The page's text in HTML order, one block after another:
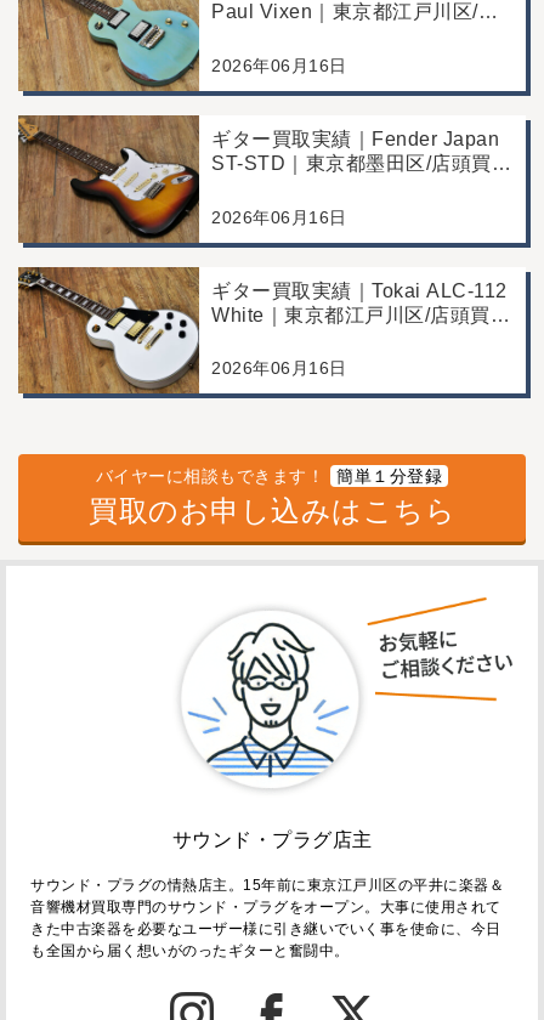
Paul Vixen｜東京都江戸川区/店
例
2026年06月16日
ギター買取実績｜Fender Japan
ST-STD｜東京都墨田区/店頭買
2026年06月16日
ギター買取実績｜Tokai ALC-112
White｜東京都江戸川区/店頭買
2026年06月16日
バイヤーに相談もできます！ 簡単１分登録
買取のお申し込みはこちら
サウンド・プラグ店主
サウンド・プラグの情熱店主。15年前に東京江戸川区の平井に楽器＆
音響機材買取専門のサウンド・プラグをオープン。大事に使用されて
きた中古楽器を必要なユーザー様に引き継いでいく事を使命に、今日
も全国から届く想いがのったギターと奮闘中。